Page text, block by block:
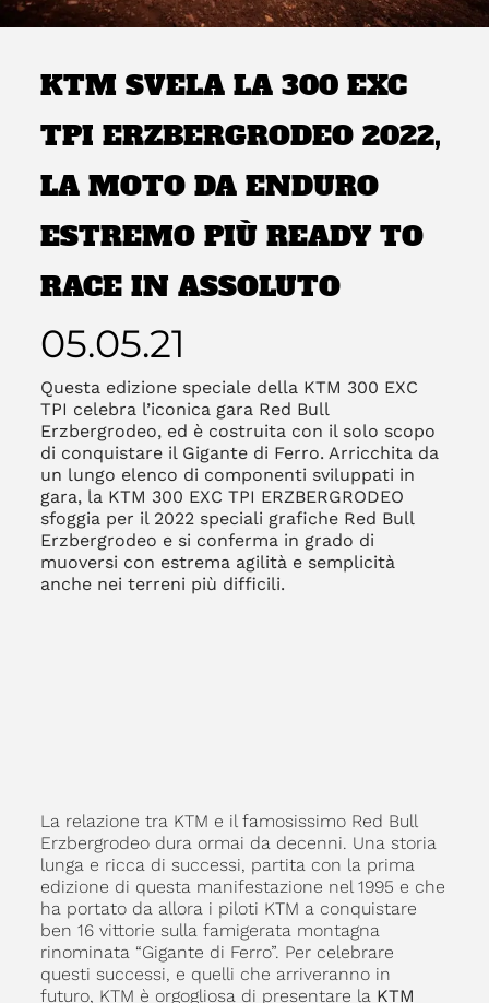
KTM SVELA LA 300 EXC
TPI ERZBERGRODEO 2022,
LA MOTO DA ENDURO
ESTREMO PIÙ READY TO
RACE IN ASSOLUTO
05.05.21
Questa edizione speciale della KTM 300 EXC
TPI celebra l’iconica gara Red Bull
Erzbergrodeo, ed è costruita con il solo scopo
di conquistare il Gigante di Ferro. Arricchita da
un lungo elenco di componenti sviluppati in
gara, la KTM 300 EXC TPI ERZBERGRODEO
sfoggia per il 2022 speciali grafiche Red Bull
Erzbergrodeo e si conferma in grado di
muoversi con estrema agilità e semplicità
anche nei terreni più difficili.
La relazione tra KTM e il famosissimo Red Bull
Erzbergrodeo dura ormai da decenni. Una storia
lunga e ricca di successi, partita con la prima
edizione di questa manifestazione nel 1995 e che
ha portato da allora i piloti KTM a conquistare
ben 16 vittorie sulla famigerata montagna
rinominata “Gigante di Ferro”. Per celebrare
questi successi, e quelli che arriveranno in
futuro, KTM è orgogliosa di presentare la KTM